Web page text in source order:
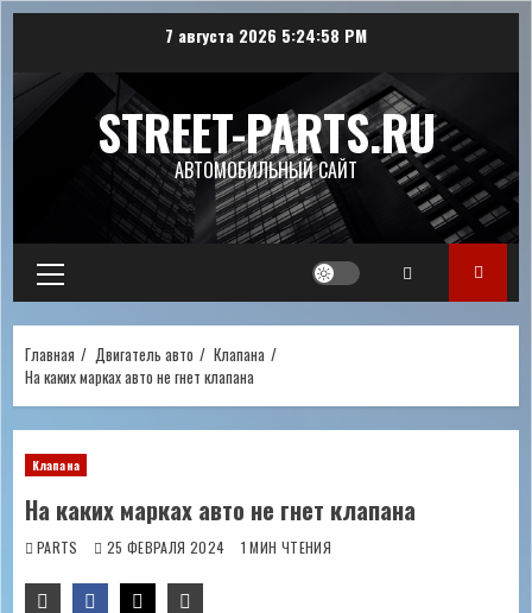
содержимому
7 августа 2026 5:24:59 PM
STREET-PARTS.RU
АВТОМОБИЛЬНЫЙ САЙТ
Основное
меню
Главная Двигатель авто
Клапана
На каких марках авто не гнет клапана
Клапана
На каких марках авто не гнет клапана
PARTS 25 ФЕВРАЛЯ 2024 1 МИН ЧТЕНИЯ